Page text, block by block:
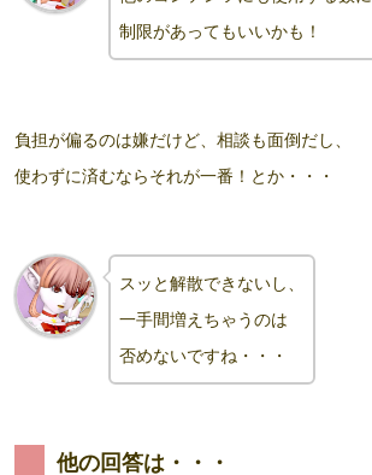
制限があってもいいかも！
負担が偏るのは嫌だけど、相談も面倒だし、
使わずに済むならそれが一番！とか・・・
スッと解散できないし、
一手間増えちゃうのは
否めないですね・・・
他の回答は・・・